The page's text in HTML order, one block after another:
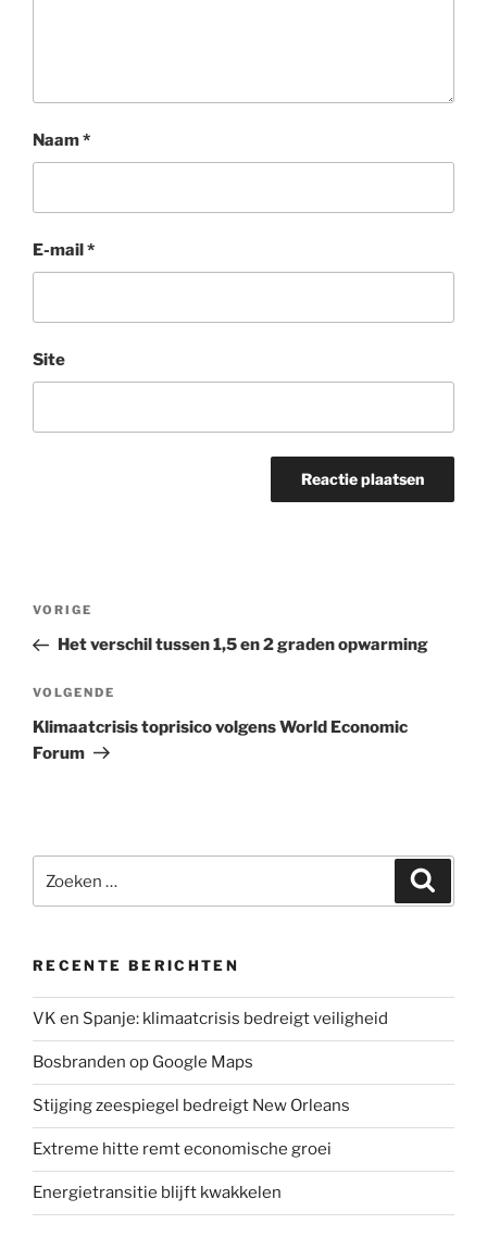
Naam*
E-mail*
Site
Bericht
Vorig
bericht
VORIGE
Het verschil tussen 1,5 en 2 graden opwarming
Volgend
bericht
VOLGENDE
Klimaatcrisis toprisico volgens World Economic
Forum
naar:
RECENTE BERICHTEN
VK en Spanje: klimaatcrisis bedreigt veiligheid
Bosbranden op Google Maps
Stijging zeespiegel bedreigt New Orleans
Extreme hitte remt economische groei
Energietransitie blijft kwakkelen